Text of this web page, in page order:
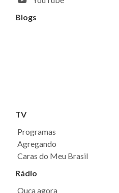
Blogs
TV
Programas
Agregando
Caras do Meu Brasil
Rádio
Ouça agora